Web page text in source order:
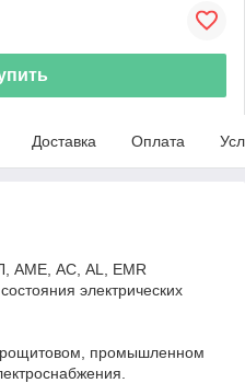
Доставка Оплата
АМЕ, АС, AL, EMR
электрических
промышленном